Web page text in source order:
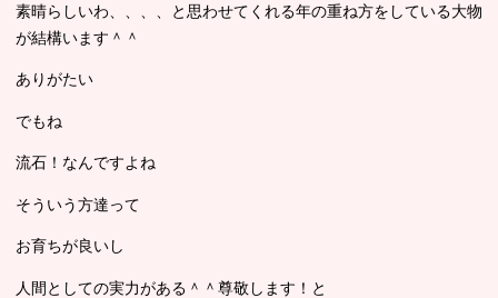
素晴らしいわ、、、、と思わせてくれる年の重ね方をしている大物
が結構います＾＾
ありがたい
でもね
流石！なんですよね
そういう方達って
お育ちが良いし
人間としての実力がある＾＾尊敬します！と